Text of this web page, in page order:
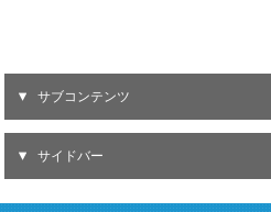
サブコンテンツ
サイドバー